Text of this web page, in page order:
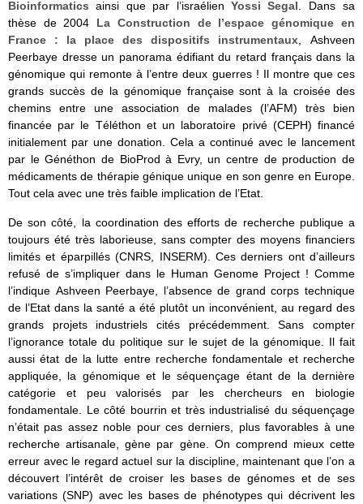
Bioinformatics ainsi que par l’israélien Yossi Segal. Dans sa
thèse de 2004 La Construction de l’espace génomique en
France : la place des dispositifs instrumentaux, Ashveen
Peerbaye dresse un panorama édifiant du retard français dans la
génomique qui remonte à l’entre deux guerres ! Il montre que ces
grands succès de la génomique française sont à la croisée des
chemins entre une association de malades (l’AFM) très bien
financée par le Téléthon et un laboratoire privé (CEPH) financé
initialement par une donation. Cela a continué avec le lancement
par le Généthon de BioProd à Evry, un centre de production de
médicaments de thérapie génique unique en son genre en Europe.
Tout cela avec une très faible implication de l’Etat.
De son côté, la coordination des efforts de recherche publique a
toujours été très laborieuse, sans compter des moyens financiers
limités et éparpillés (CNRS, INSERM). Ces derniers ont d’ailleurs
refusé de s’impliquer dans le Human Genome Project ! Comme
l’indique Ashveen Peerbaye, l’absence de grand corps technique
de l’Etat dans la santé a été plutôt un inconvénient, au regard des
grands projets industriels cités précédemment. Sans compter
l’ignorance totale du politique sur le sujet de la génomique. Il fait
aussi état de la lutte entre recherche fondamentale et recherche
appliquée, la génomique et le séquençage étant de la dernière
catégorie et peu valorisés par les chercheurs en biologie
fondamentale. Le côté bourrin et très industrialisé du séquençage
n’était pas assez noble pour ces derniers, plus favorables à une
recherche artisanale, gène par gène. On comprend mieux cette
erreur avec le regard actuel sur la discipline, maintenant que l’on a
découvert l’intérêt de croiser les bases de génomes et de ses
variations (SNP) avec les bases de phénotypes qui décrivent les